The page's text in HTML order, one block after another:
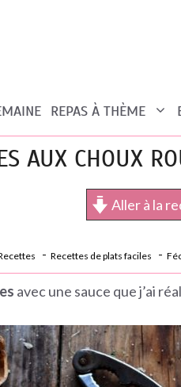
REPAS À THÈME
AUX CHOUX
Aller à la
Recettes de plats faciles
avec une sauce que j’ai